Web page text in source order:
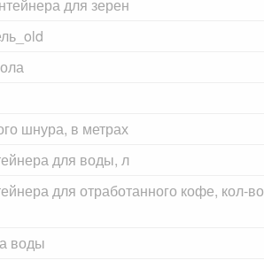
для зерен
шнура, в метрах
для воды, л
для отработанного кофе, кол-во
воды